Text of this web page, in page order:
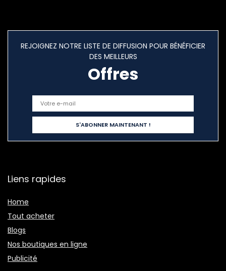
REJOIGNEZ NOTRE LISTE DE DIFFUSION POUR BÉNÉFICIER
DES MEILLEURS
Offres
Liens rapides
Home
Tout acheter
Blogs
Nos boutiques en ligne
Publicité